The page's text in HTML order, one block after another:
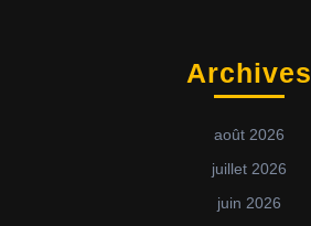
Archives
août 2026
juillet 2026
juin 2026